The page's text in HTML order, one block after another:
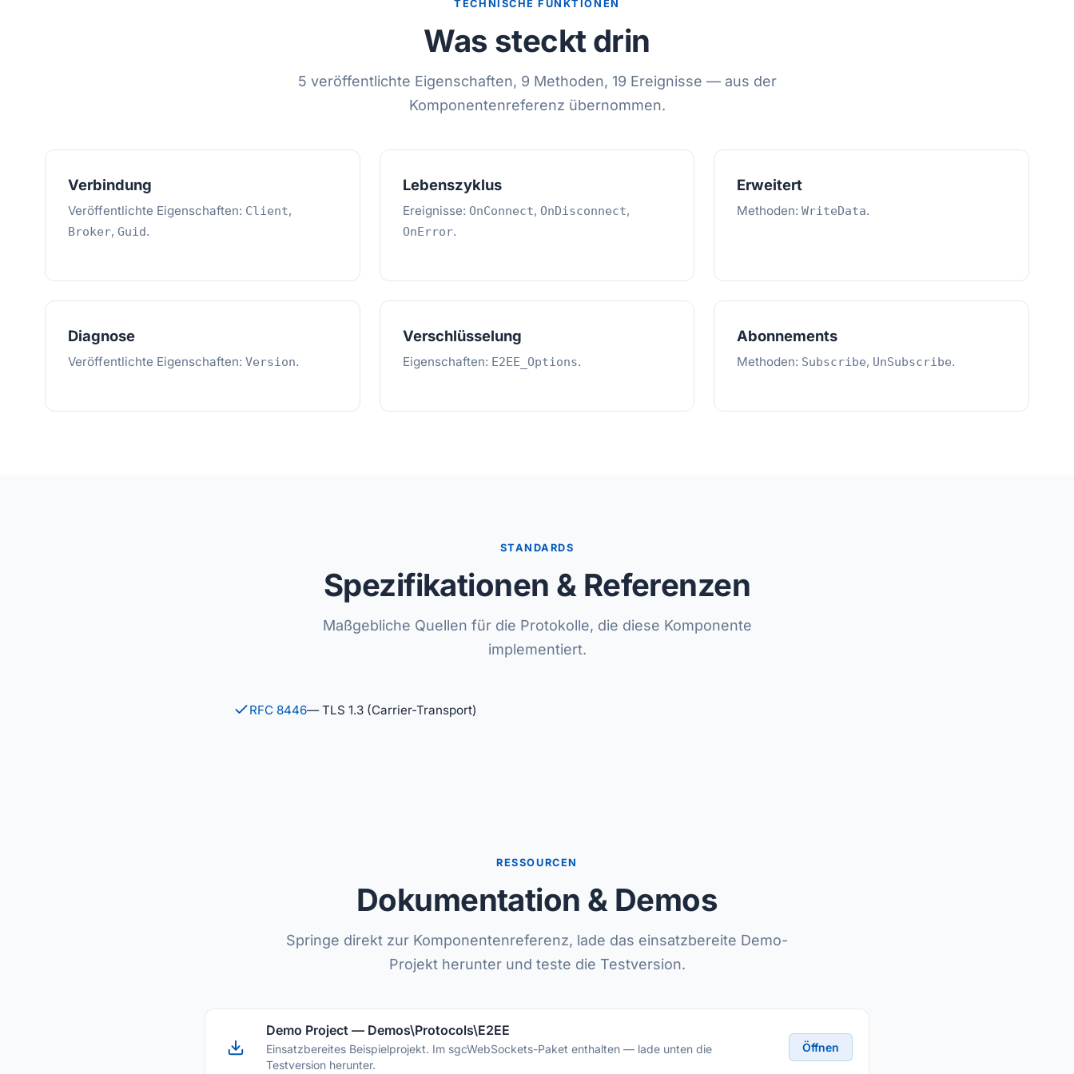
TECHNISCHE FUNKTIONEN
Was steckt drin
5 veröffentlichte Eigenschaften, 9 Methoden, 19 Ereignisse — aus der
Komponentenreferenz übernommen.
Verbindung
Veröffentlichte Eigenschaften: Client,
Broker, Guid.
Lebenszyklus
Ereignisse: OnConnect, OnDisconnect,
OnError.
Erweitert
Methoden:WriteData.
Diagnose
Veröffentlichte Eigenschaften: Version.
Verschlüsselung
Eigenschaften: E2EE_Options.
Abonnements
Methoden: Subscribe, UnSubscribe.
STANDARDS
Spezifikationen & Referenzen
Maßgebliche Quellen für die Protokolle, die diese Komponente
implementiert.
RFC 8446— TLS 1.3 (Carrier-Transport)
RESSOURCEN
Dokumentation & Demos
Springe direkt zur Komponentenreferenz, lade das einsatzbereite Demo-
Projekt herunter und teste die Testversion.
Demo Project — Demos\Protocols\E2EE
Einsatzbereites Beispielprojekt. Im sgcWebSockets-Paket enthalten — lade unten die
Testversion herunter.
Öffnen